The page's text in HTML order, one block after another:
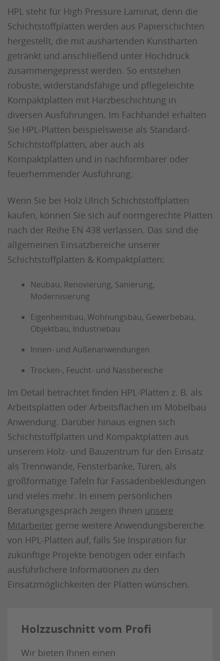
HPL steht für High Pressure Laminat, denn die
Schichtstoffplatten werden aus Papierschichten
hergestellt, die mit aushärtenden Kunstharten
getränkt und anschließend unter Hochdruck
zusammengepresst werden. So entstehen
robuste, widerstandsfähige und pflegeleichte
Kompaktplatten mit Harzbeschichtung in
diversen Ausführungen. Im Fachhandel erhalten
Sie HPL-Platten beispielsweise als Standard-
Schichtstoffplatten, aber auch als
Kompaktplatten und in nachformbarer oder
feuerhemmender Ausführung.
Wenn Sie bei Holz Ulrich Schichtstoffplatten
kaufen, können Sie sich auf normgerechte Platten
nach der Reihe EN 438 verlassen. Das sind die
allgemeinen Einsatzbereiche unserer
Schichtstoffplatten & Kompaktplatten:
Neubau, Renovierung, Sanierung,
Modernisierung
Eigenheimbau, Wohnungsbau, Gewerbebau,
Objektbau, Industriebau
Innen- und Außenanwendungen
Trocken-, Feucht- und Nassbereiche
Im Detail betrachtet finden HPL-Platten z. B. als
Arbeitsplatten oder Arbeitsflächen im Möbelbau
Anwendung. Darüber hinaus eignen sich
Schichtstoffplatten und Kompaktplatten aus
unserem Holz- und Bauzentrum für den Einsatz
als Trennwände, Fensterbänke, Türen, als
großformatige Tafeln für Fassadenbekleidungen
und vieles mehr. In einem persönlichen
Beratungsgespräch zeigen Ihnen unsere
Mitarbeiter gerne weitere Anwendungsbereiche
von HPL-Platten auf, falls Sie Inspiration für
zukünftige Projekte benötigen oder einfach
ausführlichere Informationen zu den
Einsatzmöglichkeiten der Platten wünschen.
Holzzuschnitt vom Profi
Wir bieten Ihnen einen